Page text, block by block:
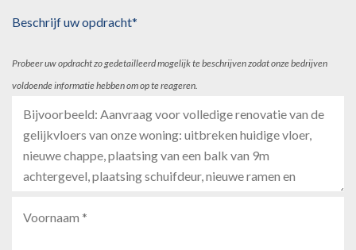
Beschrijf uw opdracht*
Probeer uw opdracht zo gedetailleerd mogelijk te beschrijven zodat onze bedrijven
voldoende informatie hebben om op te reageren.